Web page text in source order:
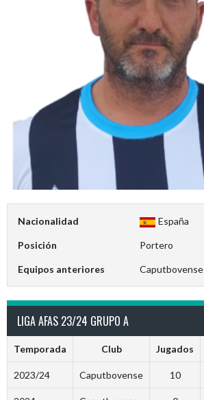
Nacionalidad España
Posición Portero
Equipos anteriores Caputbovense
LIGA AFAS 23/24 GRUPO A
Temporada Club Jugados
2023/24 Caputbovense 10